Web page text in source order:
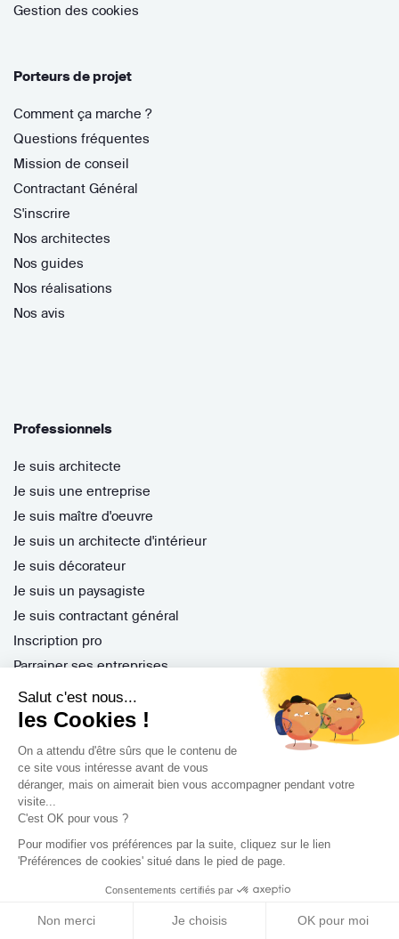
Salut c'est nous...
les Cookies !
On a attendu d'être sûrs que le contenu de
ce site vous intéresse avant de vous
déranger, mais on aimerait bien vous accompagner pendant votre
visite...
C'est OK pour vous ?
Pour modifier vos préférences par la suite, cliquez sur le lien
'Préférences de cookies' situé dans le pied de page.
Consentements certifiés par
Non merci Je choisis OK pour moi
Gestion des cookies
Porteurs de projet
Comment ça marche ?
Questions fréquentes
Mission de conseil
Contractant Général
S'inscrire
Nos architectes
Nos guides
Nos réalisations
Nos avis
Professionnels
Je suis architecte
Je suis une entreprise
Je suis maître d'oeuvre
Je suis un architecte d'intérieur
Je suis décorateur
Je suis un paysagiste
Je suis contractant général
Inscription pro
Parrainer ses entreprises
Gérer ses appels d'offres
Encaisser ses factures
Nos services
Archidvisor Plus
Trouver un architecte selon votre type de travaux
Trouver un architecte dans votre ville
Trouver de l'inspiration